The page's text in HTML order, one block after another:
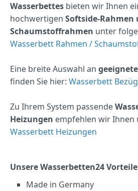
Wasserbettes bieten wir Ihnen
hochwertigen Softside-Rahmen
Schaumstoffrahmen unter
Wasserbett Rahmen /
Eine breite Auswahl an
finden Sie hier: Wasserbett
Zu Ihrem System passende
Heizungen empfehlen wir Ihnen
Wasserbett Heizungen
Unsere Wasserbetten24
Made in Germany